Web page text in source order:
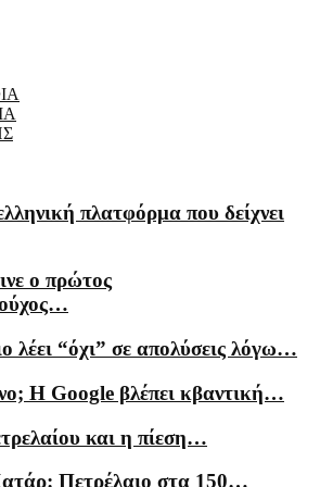
πλατφόρμα που δείχνει
ο πρώτος
λέει “όχι” σε απολύσεις λόγω…
Η Google βλέπει κβαντική…
και η πίεση…
Πετρέλαιο στα 150…